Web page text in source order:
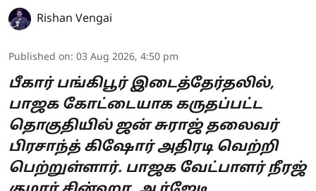
Rishan Vengai
Published on: 03 Aug 2026, 4:50 pm
பீகார் பங்கிபூர் இடைத்தேர்தலில்,
பாஜக கோட்டையாக கருதப்பட்ட
தொகுதியில் ஜன் சுராஜ் தலைவர்
பிரசாந்த் கிஷோர் அதிரடி வெற்றி
பெற்றுள்ளார். பாஜக வேட்பாளர் நீரஜ்